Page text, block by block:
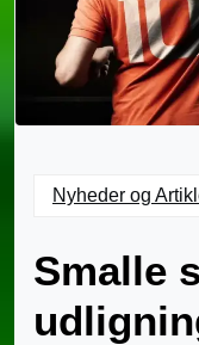
Nyheder og
Smalle